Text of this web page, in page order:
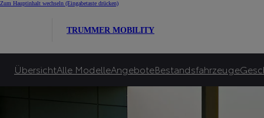
Zum Hauptinhalt wechseln (Eingabetaste drücken)
TRUMMER MOBILITY
ÜbersichtAlle ModelleAngeboteBestandsfahrzeuge
Toyota garantiert bis zu 10.000€ E-Bonus***** und zusätzlich bis zu 6.000€